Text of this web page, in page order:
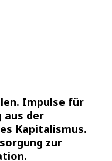
Impulse für
aus der
Kapitalismus.
zur